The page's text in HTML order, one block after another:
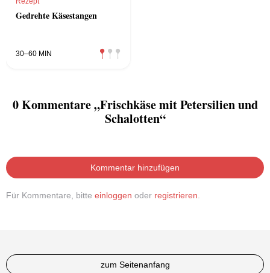
Gedrehte Käsestangen
30–60 MIN
0 Kommentare „Frischkäse mit Petersilien und
Schalotten“
Kommentar hinzufügen
Für Kommentare, bitte einloggen oder registrieren.
zum Seitenanfang